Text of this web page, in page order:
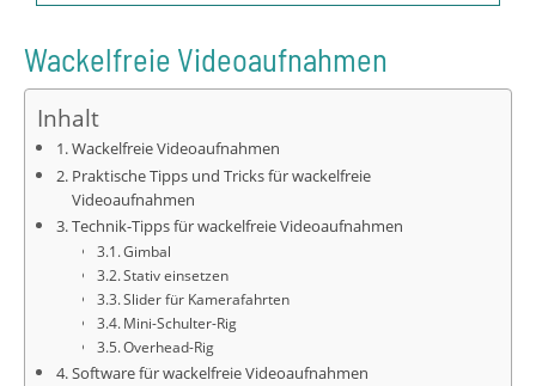
Wackelfreie Videoaufnahmen
Inhalt
Wackelfreie Videoaufnahmen
Praktische Tipps und Tricks für wackelfreie
Videoaufnahmen
Technik-Tipps für wackelfreie Videoaufnahmen
Gimbal
Stativ einsetzen
Slider für Kamerafahrten
Mini-Schulter-Rig
Overhead-Rig
Software für wackelfreie Videoaufnahmen